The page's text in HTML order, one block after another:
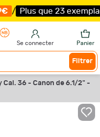
que 23 exemplaires !
Se connecter Panier
Filtrer
Cal. 36 - Canon de 6.1/2" -